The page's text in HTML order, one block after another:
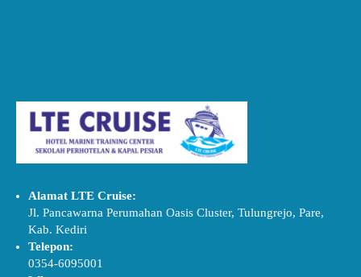
Alamat LTE Cruise:
Jl. Pancawarna Perumahan Oasis Cluster, Tulungrejo, Pare,
Kab. Kediri
Telepon:
0354-6095001